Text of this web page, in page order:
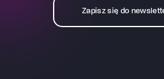
Zapisz się do